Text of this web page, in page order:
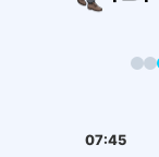
07:45